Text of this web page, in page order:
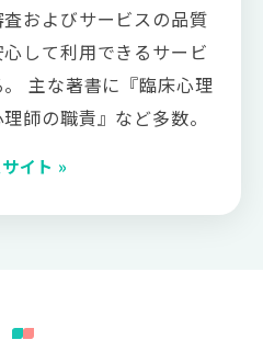
およびサービスの品質
して利用できるサービ
主な著書に『臨床心理
師の職責』など多数。
イト »